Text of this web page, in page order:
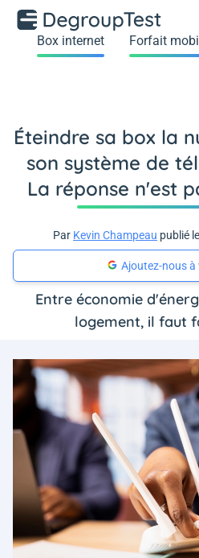
Box internet Forfait
Éteindre sa box la
son système de
La réponse n'est
Par Kevin Champeau publié
Ajoutez-nous
Entre économie
logement, il faut